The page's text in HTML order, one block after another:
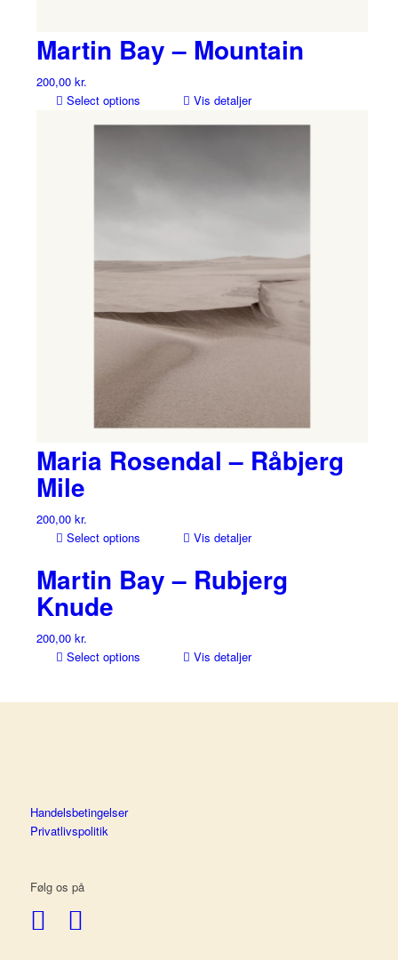
Martin Bay – Mountain
200,00 kr.
Select options
Vis detaljer
Maria Rosendal – Råbjerg
Mile
200,00 kr.
Select options
Vis detaljer
Martin Bay – Rubjerg
Knude
200,00 kr.
Select options
Vis detaljer
Handelsbetingelser
Privatlivspolitik
Følg os på